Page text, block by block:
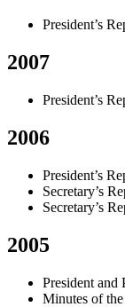
President’s
2007
President’s
2006
President’s
Secretary’s
Secretary’s
2005
President and
Minutes of